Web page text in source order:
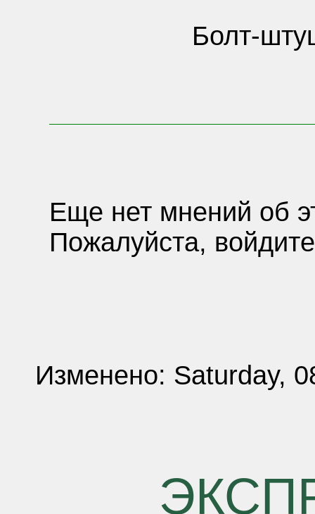
Болт-
Еще нет мнений об
Пожалуйста,
Изменено: Saturday,